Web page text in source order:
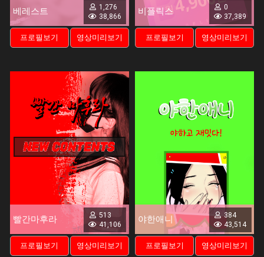
베레스트
1,276
38,866
프로필보기 영상미리보기
비플릭스
0
37,389
프로필보기 영상미리보기
빨간마후라
513
41,106
프로필보기 영상미리보기
야한애니
384
43,514
프로필보기 영상미리보기